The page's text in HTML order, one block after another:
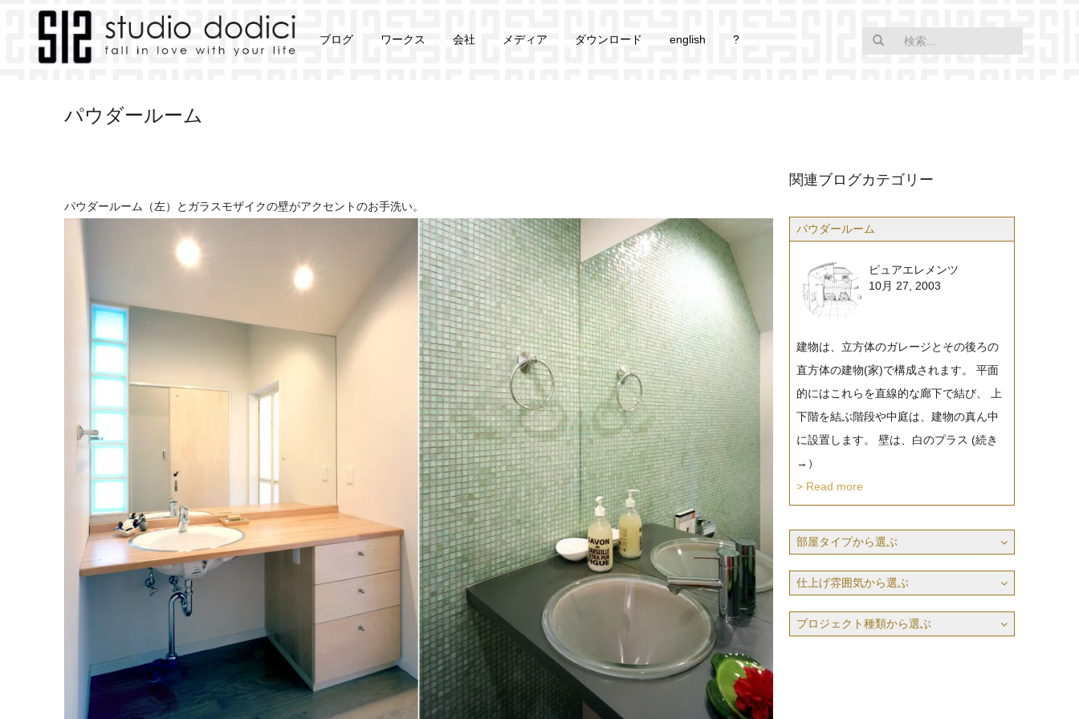
ブログ ワークス 会社 メディア ダウンロード english ?
Home
パウダールーム
パウダールーム（左）とガラスモザイクの壁がアクセントのお手洗い。
関連ブログカテゴリー
パウダールーム
ピュアエレメンツ
10月 27, 2003
建物は、立方体のガレージとその後ろの
直方体の建物(家)で構成されます。 平面
的にはこれらを直線的な廊下で結び、 上
下階を結ぶ階段や中庭は、建物の真ん中
に設置します。 壁は、白のプラス (続き
→）
> Read more
部屋タイプから選ぶ
仕上げ雰囲気から選ぶ
プロジェクト種類から選ぶ